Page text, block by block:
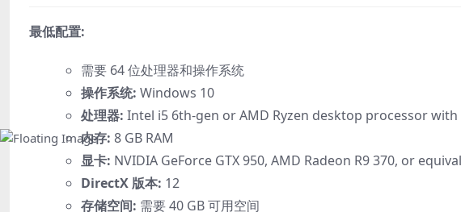
最低配置:
需要 64 位处理器和操作系统
操作系统: Windows 10
处理器: Intel i5 6th-gen or AMD Ryzen desktop processor
内存: 8 GB RAM
显卡: NVIDIA GeForce GTX 950, AMD Radeon R9 370, or
DirectX 版本: 12
存储空间: 需要 40 GB 可用空间